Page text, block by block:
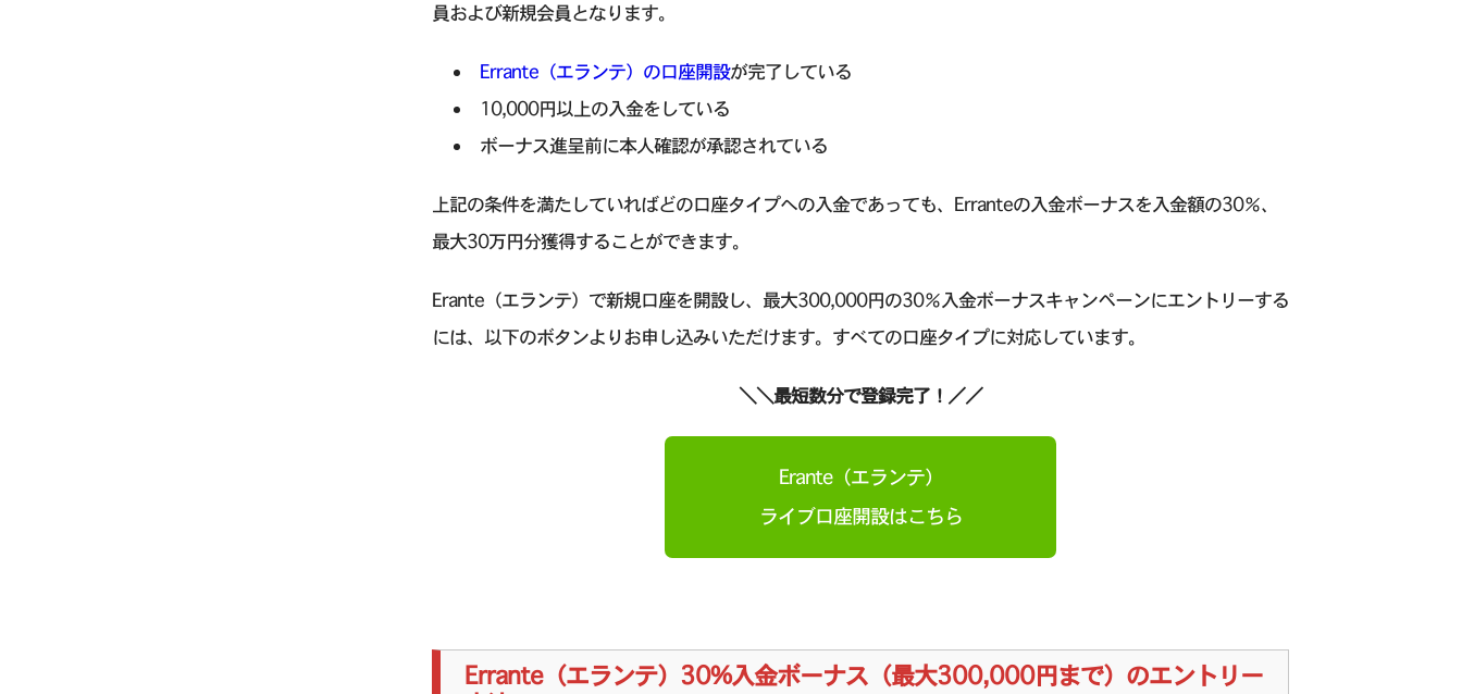
員および新規会員となります。
Errante（エランテ）の口座開設が完了している
10,000円以上の入金をしている
ボーナス進呈前に本人確認が承認されている
上記の条件を満たしていればどの口座タイプへの入金であっても、Erranteの入金ボーナスを入金額の30％、
最大30万円分獲得することができます。
Erante（エランテ）で新規口座を開設し、最大300,000円の30％入金ボーナスキャンペーンにエントリーする
には、以下のボタンよりお申し込みいただけます。すべての口座タイプに対応しています。
＼＼最短数分で登録完了！／／
Erante（エランテ）
ライブ口座開設はこちら
Errante（エランテ）30%入金ボーナス（最大300,000円まで）のエントリー